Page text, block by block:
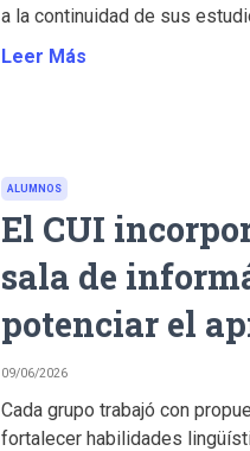
a la continuidad de sus
Leer Más
ALUMNOS
El CUI
sala de
potenciar el
09/06/2026
Cada grupo trabajó con
fortalecer habilidades